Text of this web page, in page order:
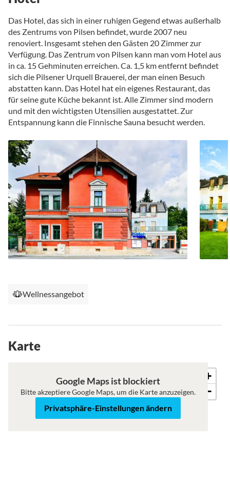
Das Hotel, das sich in einer ruhigen Gegend etwas außerhalb
des Zentrums von Pilsen befindet, wurde 2007 neu
renoviert. Insgesamt stehen den Gästen 20 Zimmer zur
Verfügung. Das Zentrum von Pilsen kann man vom Hotel aus
in ca. 15 Gehminuten erreichen. Ca. 1,5 km entfernt befindet
sich die Pilsener Urquell Brauerei, der man einen Besuch
abstatten kann. Das Hotel hat ein eigenes Restaurant, das
für seine gute Küche bekannt ist. Alle Zimmer sind modern
und mit den wichtigsten Utensilien ausgestattet. Zur
Entspannung kann die Finnische Sauna besucht werden.
Wellnessangebot
Karte
Satellit
+
−
Google Maps ist blockiert
Bitte akzeptiere Google Maps, um die Karte anzuzeigen.
Privatsphäre-Einstellungen ändern